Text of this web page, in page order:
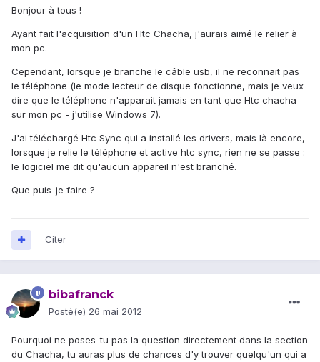
Bonjour à tous !
Ayant fait l'acquisition d'un Htc Chacha, j'aurais aimé le relier à
mon pc.
Cependant, lorsque je branche le câble usb, il ne reconnait pas
le téléphone (le mode lecteur de disque fonctionne, mais je veux
dire que le téléphone n'apparait jamais en tant que Htc chacha
sur mon pc - j'utilise Windows 7).
J'ai téléchargé Htc Sync qui a installé les drivers, mais là encore,
lorsque je relie le téléphone et active htc sync, rien ne se passe :
le logiciel me dit qu'aucun appareil n'est branché.
Que puis-je faire ?
Citer
bibafranck
Posté(e) 26 mai 2012
Pourquoi ne poses-tu pas la question directement dans la section
du Chacha, tu auras plus de chances d'y trouver quelqu'un qui a